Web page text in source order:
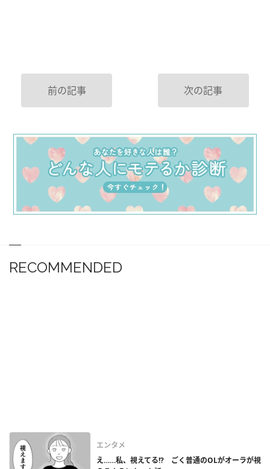
前の記事 次の記事
RECOMMENDED
エンタメ
え……私、視えてる!? ごく普通のOLがオーラが視